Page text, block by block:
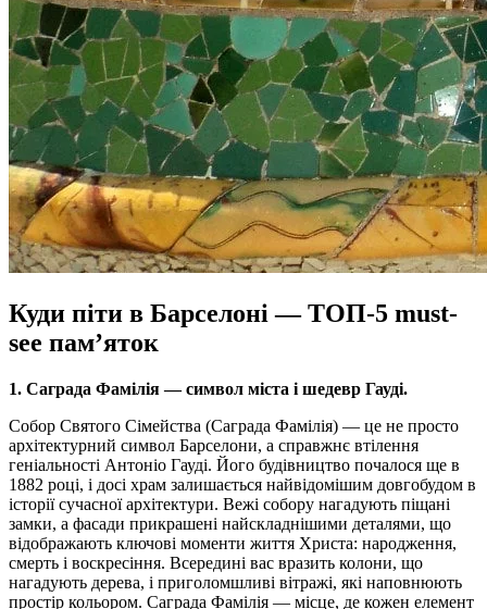
Куди піти в Барселоні—ТОП-5 must-
see пам’яток
1. Саграда Фамілія — символ міста і шедевр Гауді.
Собор Святого Сімейства (Саграда Фамілія) — це не просто
архітектурний символ Барселони, а справжнє втілення
геніальності Антоніо Гауді. Його будівництво почалося ще в
1882 році, і досі храм залишається найвідомішим довгобудом в
історії сучасної архітектури. Вежі собору нагадують піщані
замки, а фасади прикрашені найскладнішими деталями, що
відображають ключові моменти життя Христа: народження,
смерть і воскресіння. Всередині вас вразить колони, що
нагадують дерева, і приголомшливі вітражі, які наповнюють
простір кольором. Саграда Фамілія — місце, де кожен елемент